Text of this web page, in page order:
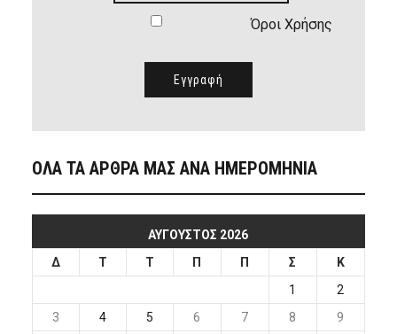
Όροι Χρήσης
ΟΛΑ ΤΑ ΑΡΘΡΑ ΜΑΣ ΑΝΑ ΗΜΕΡΟΜΗΝΙΑ
ΑΎΓΟΥΣΤΟΣ 2026
Δ
Τ Τ Π Π Σ
Κ
1
2
3
4 5 6 7 8 9